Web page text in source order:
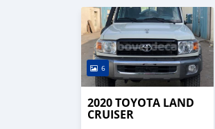
6
2020 TOYOTA LAND
CRUISER